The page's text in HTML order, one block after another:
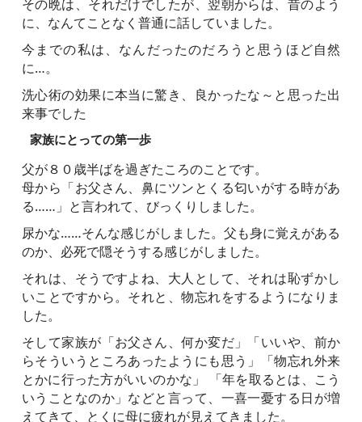
その晩は、それだけでしたが、翌朝からは、昔のよう
に、なんてことなく普通に話していました。
今までの私は、なんだったのだろうと思うほど自然
に…。
洗心術の効果に本当に驚き、良かったな～と思った出
来事でした
家族にとっての第一歩
父が８０歳半ばを過ぎたころのことです。
母から「お父さん、鼻にツンとくる匂いがする時があ
る……」と言われて、びっくりしました。
尿かな……そんな感じがしました。父も身に覚えがある
のか、必死で隠そうする感じがしました。
それは、そうですよね、大人として、それは恥ずかし
いことですから。それと、物忘れをするようになりま
した。
そして家族が「お父さん、何か変だ」「いいや、前か
らそういうところあったようにも思う」「物忘れ外来
とかに行った方がいいのかな」 「年を取るとは、こう
いうことなのか」などと言って、一喜一憂する日が増
えてきて、とくに母に疲れが見えてきました。